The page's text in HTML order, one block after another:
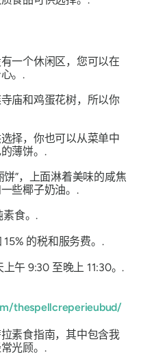
一个休闲区，您可以在
。.
庙和鸡蛋花树，所以你
择，你也可以从菜单中
薄饼。.
”，上面淋着美味的咸焦
些椰子奶油。.
食。.
的税和服务费。.
午 9:30 至晚上 11:30。.
thespellcreperieubud/
素食指南，其中包含我
光顾。.